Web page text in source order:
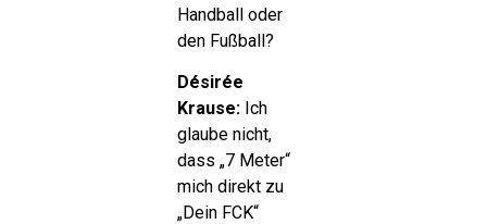
Handball oder
den Fußball?
Désirée
Krause:Ich
glaube nicht,
dass „7 Meter“
mich direkt zu
„Dein FCK“